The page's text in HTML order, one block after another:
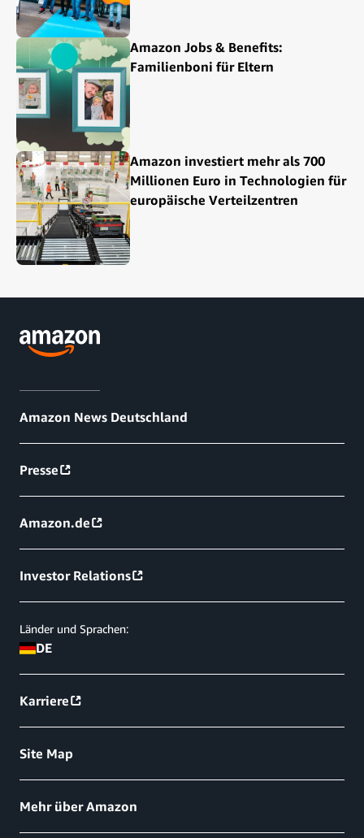
Amazon Jobs & Benefits:
Familienboni für Eltern
Amazon investiert mehr als 700
Millionen Euro in Technologien für
europäische Verteilzentren
Amazon News Deutschland
Presse
Amazon.de
Investor Relations
Länder und Sprachen:
DE
Karriere
Site Map
Mehr über Amazon